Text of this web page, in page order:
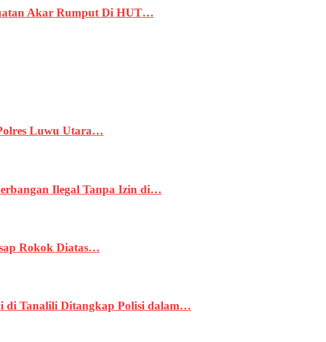
Akar Rumput Di HUT…
Luwu Utara…
Ilegal Tanpa Izin di…
Rokok Diatas…
di Tanalili Ditangkap Polisi dalam…